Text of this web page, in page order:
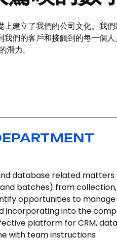
建立了我們的公司文化。我
們的客戶和接觸到的每一個
力。
database related matters
batches) from
opportunities to
incorporating into the
platform for CRM,
with team instructions